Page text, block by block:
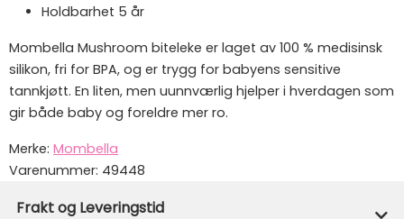
Holdbarhet 5 år
Mombella Mushroom biteleke er laget av 100 % medisinsk
silikon, fri for BPA, og er trygg for babyens sensitive
tannkjøtt. En liten, men uunnværlig hjelper i hverdagen som
gir både baby og foreldre mer ro.
Merke: Mombella
Varenummer: 49448
Frakt og Leveringstid